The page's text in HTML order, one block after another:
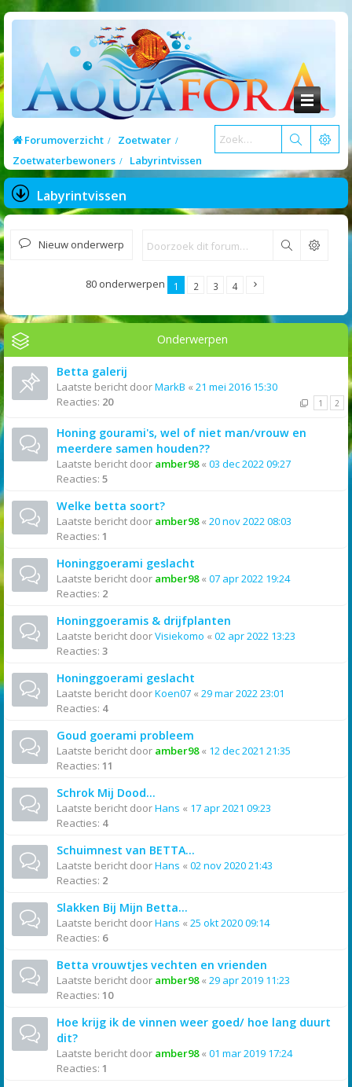
Forumoverzicht
Zoetwater
Zoetwaterbewoners
Labyrintvissen
Labyrintvissen
Nieuw onderwerp Zoek
80 onderwerpen 1 2 3 4
Onderwerpen
Betta galerij
Laatste bericht doorMarkB « 21 mei 2016 15:30
Reacties: 20 1 2
Honing gourami's, wel of niet man/vrouw en
meerdere samen houden??
Laatste bericht door amber98« 03 dec 2022 09:27
Reacties: 5
Welke betta soort?
Laatste bericht door amber98« 20 nov 2022 08:03
Reacties: 1
Honinggoerami geslacht
Laatste bericht door amber98« 07 apr 2022 19:24
Reacties: 2
Honinggoeramis & drijfplanten
Laatste bericht doorVisiekomo « 02 apr 2022 13:23
Reacties: 3
Honinggoerami geslacht
Laatste bericht doorKoen07 « 29 mar 2022 23:01
Reacties: 4
Goud goerami probleem
Laatste bericht door amber98« 12 dec 2021 21:35
Reacties: 11
Schrok Mij Dood...
Laatste bericht doorHans « 17 apr 2021 09:23
Reacties: 4
Schuimnest van BETTA...
Laatste bericht doorHans « 02 nov 2020 21:43
Reacties: 2
Slakken Bij Mijn Betta...
Laatste bericht doorHans « 25 okt 2020 09:14
Reacties: 6
Betta vrouwtjes vechten en vrienden
Laatste bericht door amber98« 29 apr 2019 11:23
Reacties: 10
Hoe krijg ik de vinnen weer goed/ hoe lang duurt
dit?
Laatste bericht door amber98« 01 mar 2019 17:24
Reacties: 1